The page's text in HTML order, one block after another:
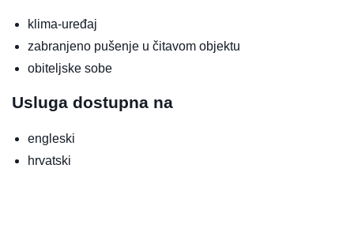
klima-uređaj
zabranjeno pušenje u čitavom objektu
obiteljske sobe
Usluga dostupna na
engleski
hrvatski